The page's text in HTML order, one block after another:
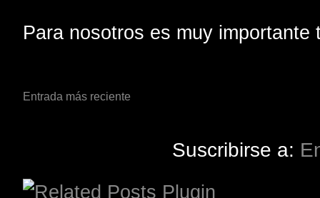
Para nosotros es muy
Entrada más reciente
Suscribirse a: